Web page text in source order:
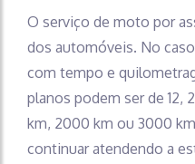
O serviço de moto por
dos automóveis. No
com tempo e
planos podem ser de 12,
km, 2000 km ou 3000
continuar atendendo a